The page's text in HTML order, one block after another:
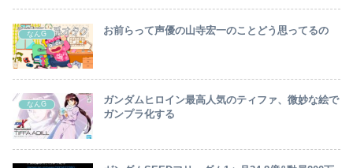
なんG お前らって声優の山寺宏一のことどう思ってるの
なんG
ガンダムヒロイン最高人気のティファ、微妙な絵で
ガンプラ化する